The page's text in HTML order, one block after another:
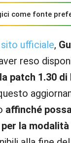
come fonte
sito ufficiale,
reso
la patch 1.30
affinché
per la